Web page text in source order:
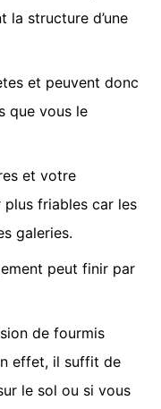
la structure d’une
et peuvent donc
que vous le
et votre
friables car les
galeries.
peut finir par
de fourmis
effet, il suffit de
le sol ou si vous